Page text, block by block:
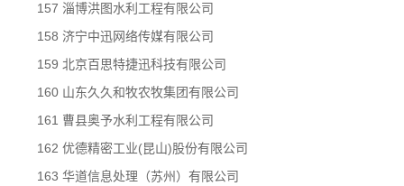
157 淄博洪图水利工程有限公司
158 济宁中迅网络传媒有限公司
159 北京百思特捷迅科技有限公司
160 山东久久和牧农牧集团有限公司
161 曹县奥予水利工程有限公司
162 优德精密工业(昆山)股份有限公司
163 华道信息处理（苏州）有限公司